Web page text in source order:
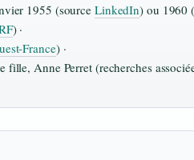
1955 (source LinkedIn) ou 1960
) ·
) ·
fille, Anne Perret (recherches